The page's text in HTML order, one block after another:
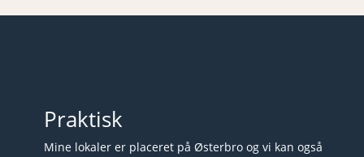
Praktisk
Mine lokaler er placeret på Østerbro og vi kan også